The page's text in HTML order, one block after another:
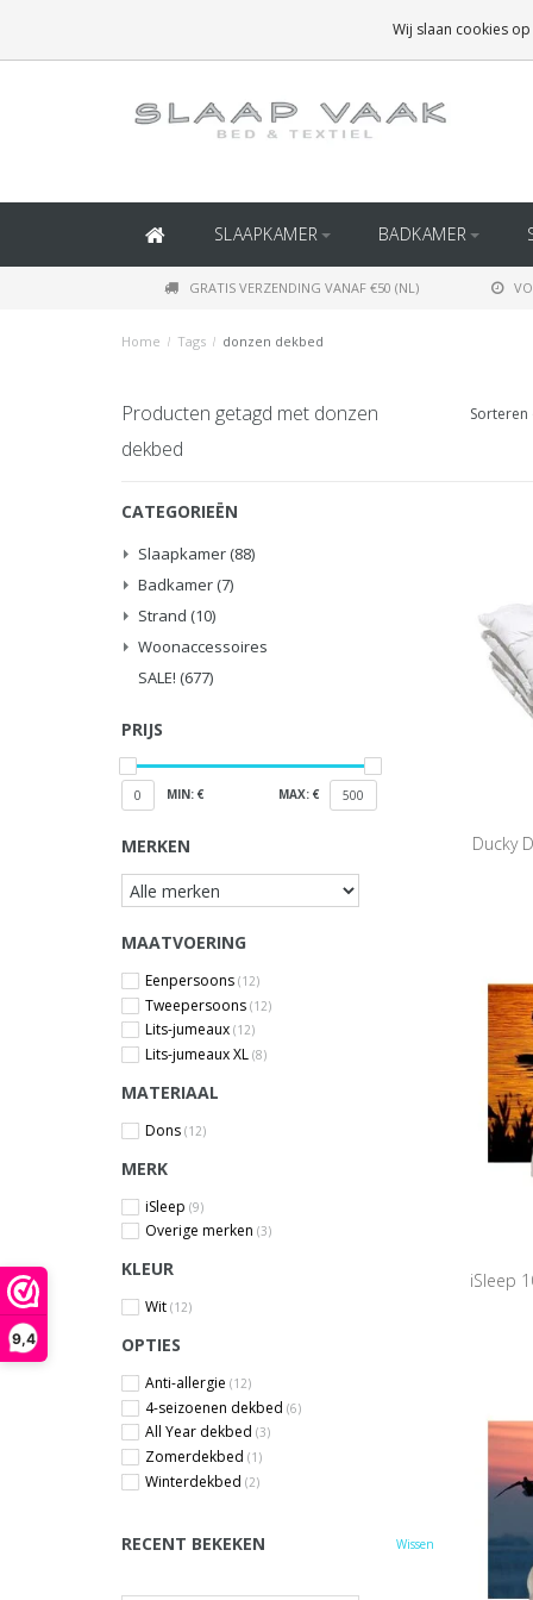
9,4
(BINNEN BELGIË)
SLAAPKAMER BADKAMER
GRATIS VERZENDING VANAF €50 (NL)
Home / Tags / donzen dekbed
Producten getagd met donzen
dekbed
Sorteren
CATEGORIEËN
Slaapkamer (88)
Badkamer (7)
Strand (10)
Woonaccessoires
SALE! (677)
PRIJS
0 MIN: € MAX: € 500
MERKEN
MAATVOERING
Eenpersoons (12)
Tweepersoons (12)
Lits-jumeaux (12)
Lits-jumeaux XL (8)
MATERIAAL
Dons (12)
MERK
iSleep (9)
Overige merken (3)
KLEUR
Wit (12)
OPTIES
Anti-allergie (12)
4-seizoenen dekbed (6)
All Year dekbed (3)
Zomerdekbed (1)
Winterdekbed (2)
RECENT BEKEKEN Wissen
Ducky
iSleep
Wij slaan cookies